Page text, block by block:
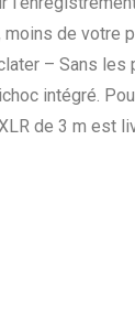
de votre
– Sans
intégré.
de 3 m est